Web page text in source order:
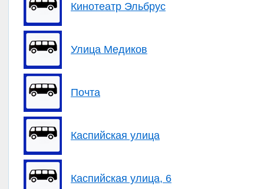
Кинотеатр Эльбрус
Улица Медиков
Почта
Каспийская улица
Каспийская улица, 6